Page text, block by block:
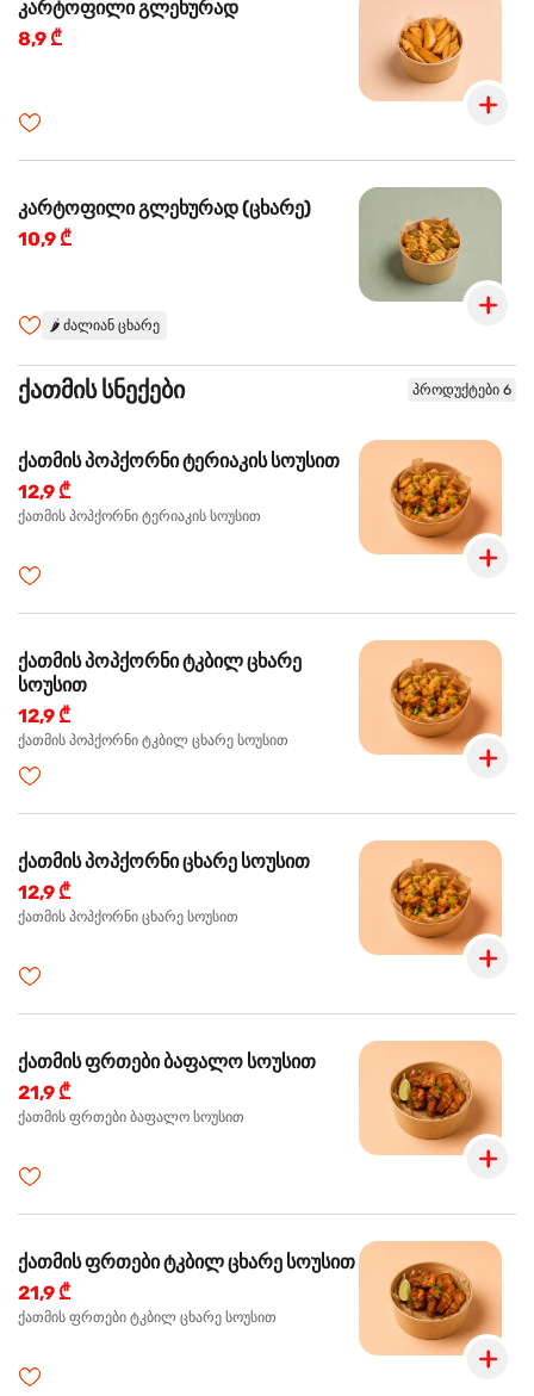
კარტოფილი გლეხურად
8,9 ₾
კარტოფილი გლეხურად (ცხარე)
10,9 ₾
🌶️ ძალიან ცხარე
ქათმის სნექები პროდუქტები 6
ქათმის პოპქორნი ტერიაკის სოუსით
12,9 ₾
ქათმის პოპქორნი ტერიაკის სოუსით
ქათმის პოპქორნი ტკბილ ცხარე
სოუსით
12,9 ₾
ქათმის პოპქორნი ტკბილ ცხარე სოუსით
ქათმის პოპქორნი ცხარე სოუსით
12,9 ₾
ქათმის პოპქორნი ცხარე სოუსით
ქათმის ფრთები ბაფალო სოუსით
21,9 ₾
ქათმის ფრთები ბაფალო სოუსით
ქათმის ფრთები ტკბილ ცხარე სოუსით
21,9 ₾
ქათმის ფრთები ტკბილ ცხარე სოუსით